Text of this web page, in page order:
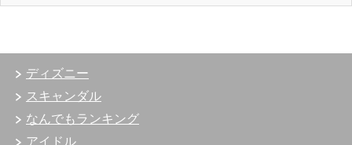
ディズニー
スキャンダル
なんでもランキング
アイドル